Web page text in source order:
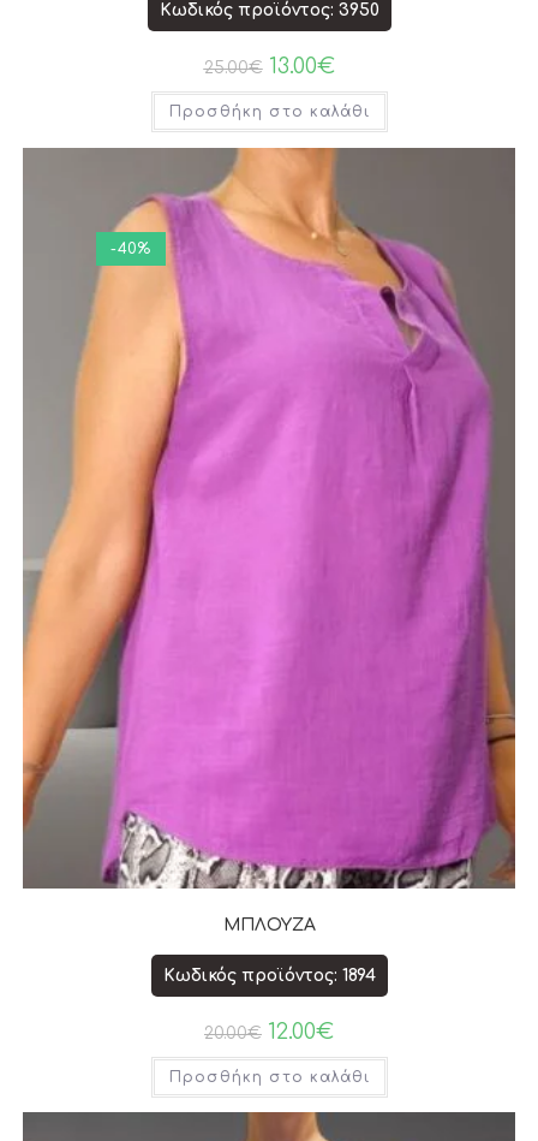
Κωδικός προϊόντος: 3950
25.00€ 13.00€
Προσθήκη στο καλάθι
-40%
ΜΠΛΟΥΖΑ
Κωδικός προϊόντος: 1894
20.00€ 12.00€
Προσθήκη στο καλάθι